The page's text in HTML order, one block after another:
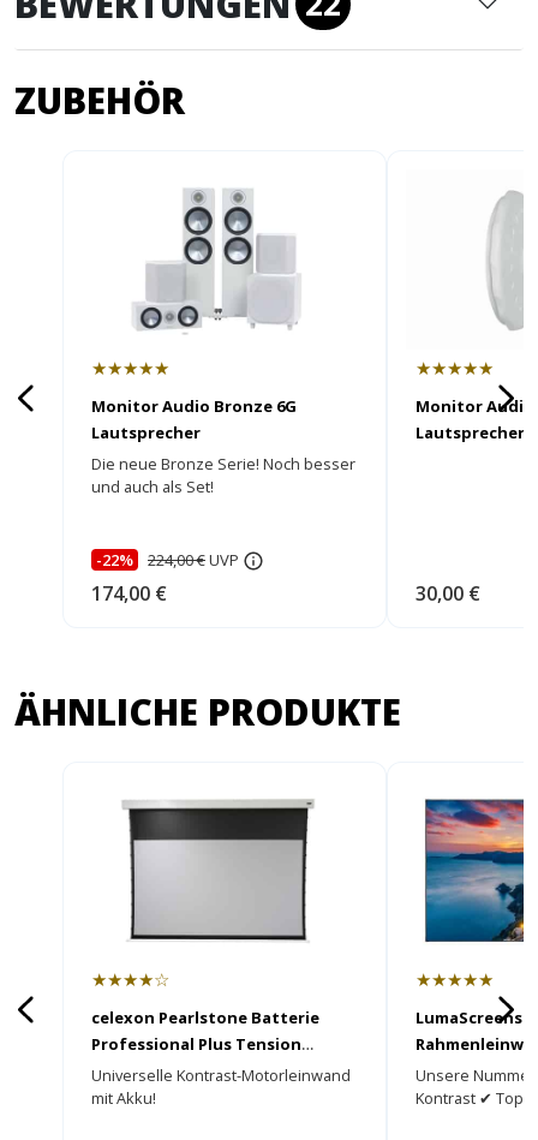
ZUBEHÖR
★★★★★
Monitor Audio Bronze 6G
Lautsprecher
Die neue Bronze Serie! Noch besser
und auch als Set!
-22% 224,00 €UVP
174,00 €
★★★★★
Monitor Audio
Lautsprecher
30,00 €
ÄHNLICHE PRODUKTE
★★★★☆
celexon Pearlstone Batterie
Professional Plus Tension
Motorleinwand
Universelle Kontrast-Motorleinwand
mit Akku!
★★★★★
LumaScreens
Unsere
Kontrast ✔ Top